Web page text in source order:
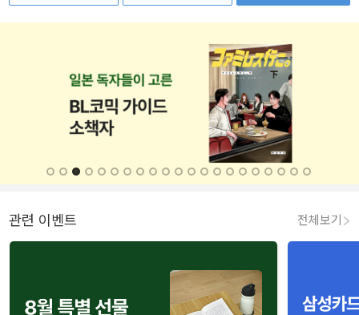
관련 이벤트 전체보기